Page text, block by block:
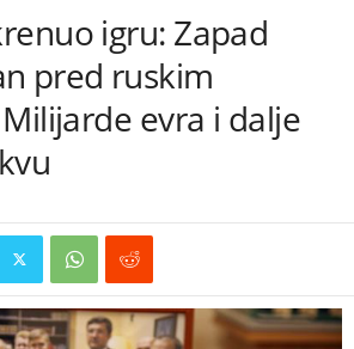
igru: Zapad
pred ruskim
evra i dalje